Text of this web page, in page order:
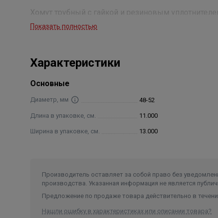
Хомут трубный с гайкой и резиновым
Материал изготовления
отечественным производителем стали
Гальваническое покрытие
Для производства хомута используется
Процесс приварки гайки к хомуту до нанесения
Двойное ребро жесткости, проходящее по
существенно увеличить допустимые нагрузки.
Двойное ребро жесткости дает возможность
Показать полностью
Характеристики
Основные
Диаметр, мм 48-52
Длина в упаковке, см. 11.000
Ширина в упаковке, см. 13.000
Производитель оставляет за собой право без
производства. Указанная информация не является
Предложение по продаже товара действительно в
Нашли ошибку в характеристиках или описании товара?